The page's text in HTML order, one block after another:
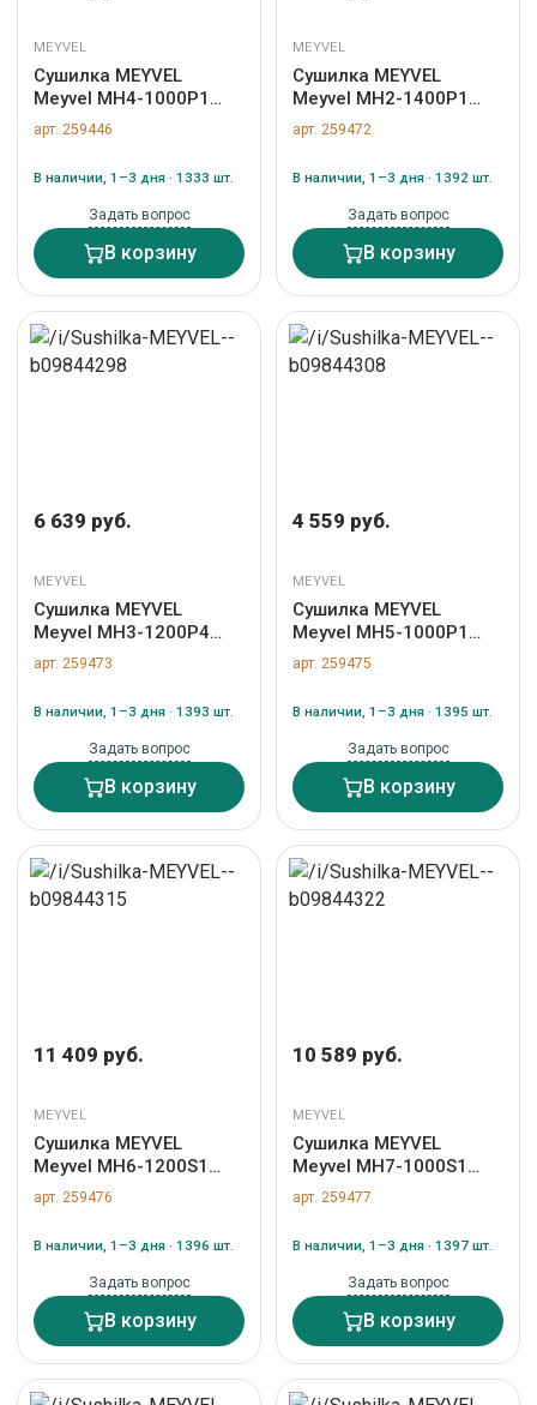
MEYVEL
Сушилка MEYVEL
Meyvel MH4-1000P1
(White) арт. ZN-259446
арт. 259446
В наличии, 1–3 дня · 1333 шт.
Задать вопрос
В корзину
MEYVEL
Сушилка MEYVEL
Meyvel MH2-1400P1
(White) арт. ZN-259472
арт. 259472
В наличии, 1–3 дня · 1392 шт.
Задать вопрос
В корзину
6 639 руб.
MEYVEL
Сушилка MEYVEL
Meyvel MH3-1200P4
(White) арт. ZN-259473
арт. 259473
В наличии, 1–3 дня · 1393 шт.
Задать вопрос
В корзину
4 559 руб.
MEYVEL
Сушилка MEYVEL
Meyvel MH5-1000P1
(White) арт. ZN-259475
арт. 259475
В наличии, 1–3 дня · 1395 шт.
Задать вопрос
В корзину
11 409 руб.
MEYVEL
Сушилка MEYVEL
Meyvel MH6-1200S1
арт. ZN-259476
арт. 259476
В наличии, 1–3 дня · 1396 шт.
Задать вопрос
В корзину
10 589 руб.
MEYVEL
Сушилка MEYVEL
Meyvel MH7-1000S1
арт. ZN-259477
арт. 259477
В наличии, 1–3 дня · 1397 шт.
Задать вопрос
В корзину